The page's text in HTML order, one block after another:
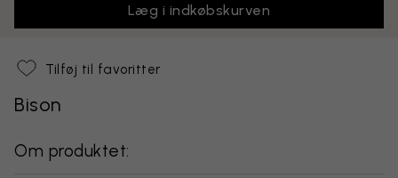
Læg i indkøbskurven
Tilføj til favoritter
Bison
Om produktet: